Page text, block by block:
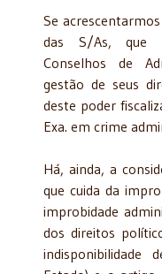
Se
das S/As, que
Conselhos de
gestão de seus
deste poder
Exa. em crime
Há, ainda, a
que cuida da
improbidade
dos direitos